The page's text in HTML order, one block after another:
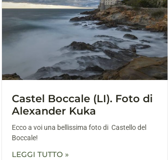
Castel Boccale (LI). Foto di
Alexander Kuka
Ecco a voi una bellissima foto di Castello del
Boccale!
LEGGI TUTTO »